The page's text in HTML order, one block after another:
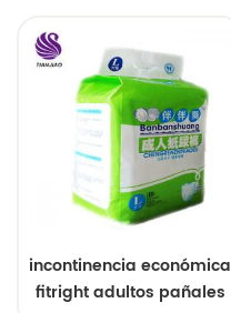
incontinencia económica
fitright adultos pañales